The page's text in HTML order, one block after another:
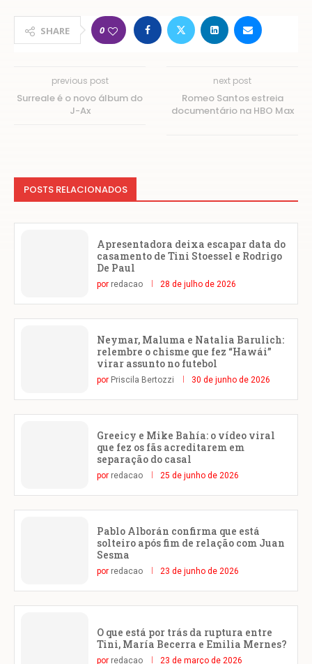
SHARE 0
previous post
Surreale é o novo álbum do
J-Ax
next post
Romeo Santos estreia
documentário na HBO Max
POSTS RELACIONADOS
Apresentadora deixa escapar data do
casamento de Tini Stoessel e Rodrigo
De Paul
por redacao 28 de julho de 2026
Neymar, Maluma e Natalia Barulich:
relembre o chisme que fez “Hawái”
virar assunto no futebol
por Priscila Bertozzi 30 de junho de 2026
Greeicy e Mike Bahía: o vídeo viral
que fez os fãs acreditarem em
separação do casal
por redacao 25 de junho de 2026
Pablo Alborán confirma que está
solteiro após fim de relação com Juan
Sesma
por redacao 23 de junho de 2026
O que está por trás da ruptura entre
Tini, María Becerra e Emilia Mernes?
por redacao 23 de março de 2026